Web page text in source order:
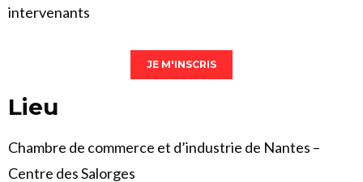
intervenants
JE M'INSCRIS
Lieu
Chambre de commerce et d’industrie de Nantes –
Centre des Salorges